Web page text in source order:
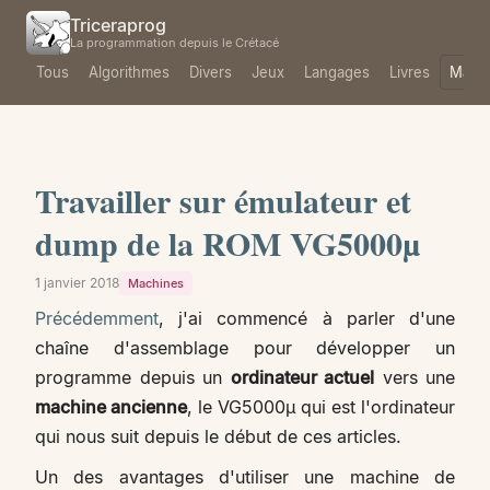
Triceraprog
La programmation depuis le Crétacé
Tous Algorithmes Divers Jeux Langages Livres
Travailler sur émulateur et
dump de la ROM VG5000µ
1 janvier 2018 Machines
Précédemment, j'ai commencé à parler d'une
chaîne d'assemblage pour développer un
programme depuis un ordinateur actuel vers une
machine ancienne, le VG5000µ qui est l'ordinateur
qui nous suit depuis le début de ces articles.
Un des avantages d'utiliser une machine de